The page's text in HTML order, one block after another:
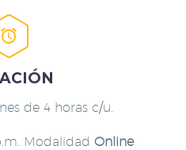


de 4 horas c/u.
Modalidad Online